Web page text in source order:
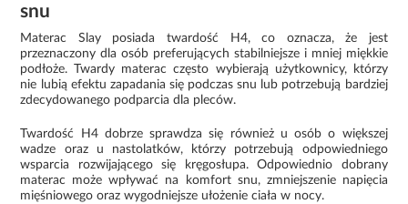
snu
Materac Slay posiada twardość H4, co oznacza, że jest
przeznaczony dla osób preferujących stabilniejsze i mniej miękkie
podłoże. Twardy materac często wybierają użytkownicy, którzy
nie lubią efektu zapadania się podczas snu lub potrzebują bardziej
zdecydowanego podparcia dla pleców.
Twardość H4 dobrze sprawdza się również u osób o większej
wadze oraz u nastolatków, którzy potrzebują odpowiedniego
wsparcia rozwijającego się kręgosłupa. Odpowiednio dobrany
materac może wpływać na komfort snu, zmniejszenie napięcia
mięśniowego oraz wygodniejsze ułożenie ciała w nocy.